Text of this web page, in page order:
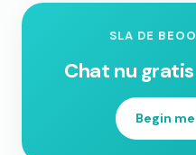
SLA DE
Chat nu
Begin